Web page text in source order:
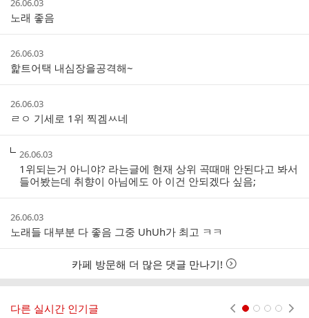
스
성
시
간
26.06.03
노래 좋음
작
성
시
간
26.06.03
핥트어택 내심장을공격해~
작
성
시
간
26.06.03
ㄹㅇ 기세로 1위 찍겜ㅆ네
작
성
시
간
26.06.03
1위되는거 아니야? 라는글에 현재 상위 곡때매 안된다고 봐서
들어봤는데 취향이 아님에도 아 이건 안되겠다 싶음;
작
성
시
간
26.06.03
노래들 대부분 다 좋음 그중 UhUh가 최고 ㅋㅋ
카페 방문해 더 많은 댓글 만나기!
다른 실시간 인기글